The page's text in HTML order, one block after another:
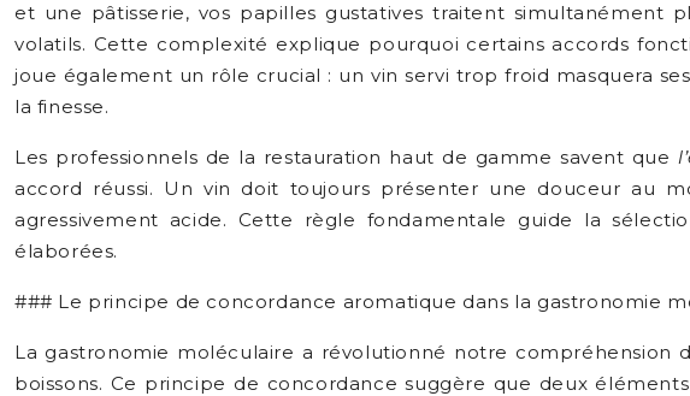
et une pâtisserie, vos papilles gustatives traitent simultanément
volatils. Cette complexité explique pourquoi certains accords
joue également un rôle crucial : un vin servi trop froid masquera
la finesse.
Les professionnels de la restauration haut de gamme savent que
accord réussi. Un vin doit toujours présenter une douceur au
agressivement acide. Cette règle fondamentale guide la
élaborées.
### Le principe de concordance aromatique dans la gastronomie
La gastronomie moléculaire a révolutionné notre compréhension
boissons. Ce principe de concordance suggère que deux